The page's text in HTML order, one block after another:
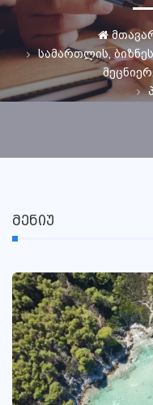
სამართლის,
ᲛᲔᲜᲘᲣ